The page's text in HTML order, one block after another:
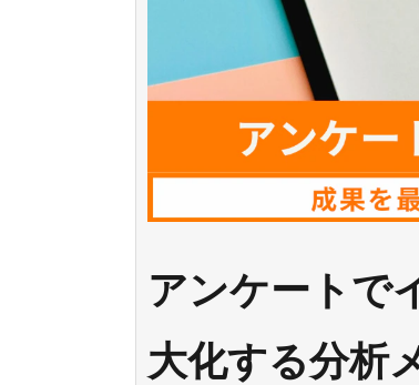
アンケートで
大化する分析